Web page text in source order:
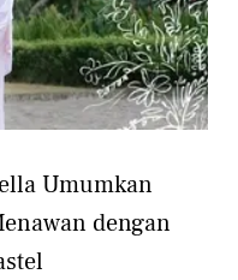
Umumkan
dengan